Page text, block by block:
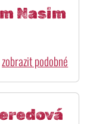
Nasim
zobrazit podobné